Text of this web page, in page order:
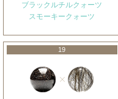
ブラックルチルクォーツ
スモーキークォーツ
19